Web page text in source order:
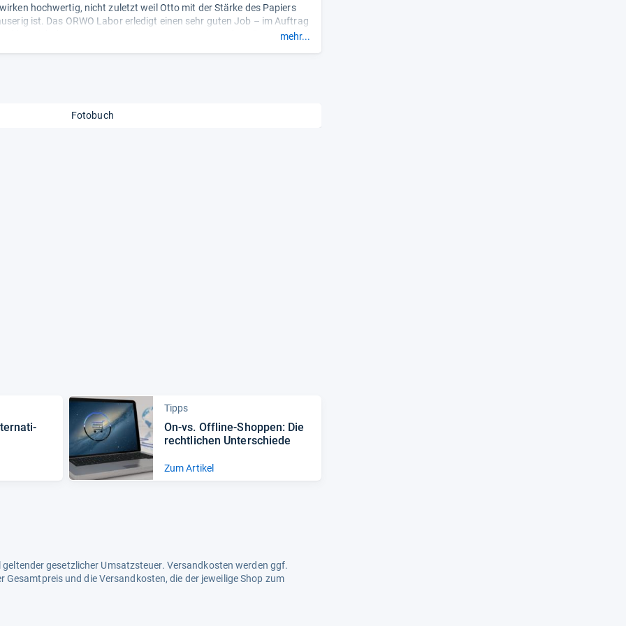
hochwertig, nicht zuletzt weil Otto mit der Stärke des Papiers
ist. Das ORWO Labor erledigt einen sehr guten Job – im Auftrag
mehr...
Fotobuch
Tipps
On-​vs. Off­line-​Shop­pen: Die
recht­li­chen Unter­schiede
Zum Artikel
gesetzlicher Umsatzsteuer. Versandkosten werden ggf.
und die Versandkosten, die der jeweilige Shop zum